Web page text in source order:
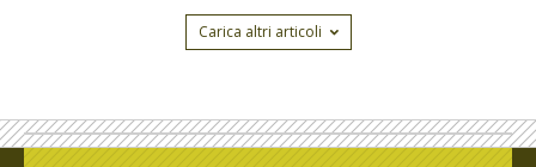
Carica altri articoli